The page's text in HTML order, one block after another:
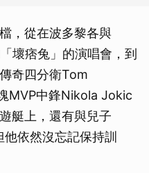
，從在波多黎各與
壞痞兔」的演唱會，到
奇四分衛Tom
MVP中鋒Nikola Jokic
艇上，還有與兒子
依然沒忘記保持訓